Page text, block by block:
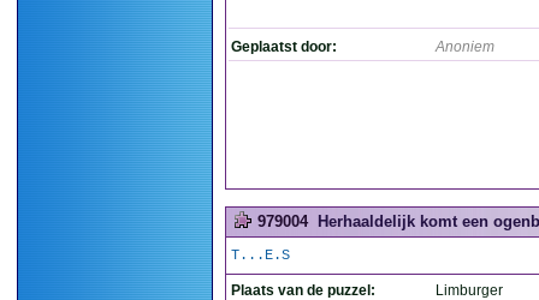
Geplaatst door: Anoniem
979004 Herhaaldelijk komt een
T...E.S
Plaats van de puzzel:
Limburger